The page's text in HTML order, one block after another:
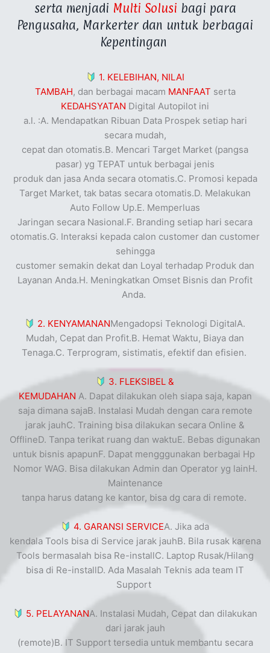
serta menjadi Multi Solusi bagi para
Pengusaha, Markerter dan untuk berbagai
Kepentingan
1. KELEBIHAN, NILAI
TAMBAH, dan berbagai macam MANFAAT serta
KEDAHSYATAN Digital Autopilot ini
a.l. :A. Mendapatkan Ribuan Data Prospek setiap hari
secara mudah,
cepat dan otomatis.B. Mencari Target Market (pangsa
pasar) yg TEPAT untuk berbagai jenis
produk dan jasa Anda secara otomatis.C. Promosi kepada
Target Market, tak batas secara otomatis.D. Melakukan
Auto Follow Up.E. Memperluas
Jaringan secara Nasional.F. Branding setiap hari secara
otomatis.G. Interaksi kepada calon customer dan customer
sehingga
customer semakin dekat dan Loyal terhadap Produk dan
Layanan Anda.H. Meningkatkan Omset Bisnis dan Profit
Anda.
2. KENYAMANANMengadopsi Teknologi DigitalA.
Mudah, Cepat dan Profit.B. Hemat Waktu, Biaya dan
Tenaga.C. Terprogram, sistimatis, efektif dan efisien.
3. FLEKSIBEL &
KEMUDAHAN A. Dapat dilakukan oleh siapa saja, kapan
saja dimana sajaB. Instalasi Mudah dengan cara remote
jarak jauhC. Training bisa dilakukan secara Online &
OfflineD. Tanpa terikat ruang dan waktuE. Bebas digunakan
untuk bisnis apapunF. Dapat mengggunakan berbagai Hp
Nomor WAG. Bisa dilakukan Admin dan Operator yg lainH.
Maintenance
tanpa harus datang ke kantor, bisa dg cara di remote.
4. GARANSI SERVICEA. Jika ada
kendala Tools bisa di Service jarak jauhB. Bila rusak karena
Tools bermasalah bisa Re-installC. Laptop Rusak/Hilang
bisa di Re-installD. Ada Masalah Teknis ada team IT
Support
5. PELAYANANA. Instalasi Mudah, Cepat dan dilakukan
dari jarak jauh
(remote)B. IT Support tersedia untuk membantu secara